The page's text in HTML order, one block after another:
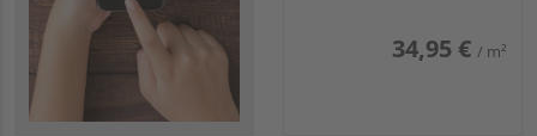
34,95 € / m²